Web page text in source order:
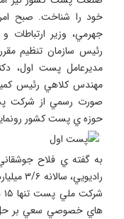
خود را شناخت. صبح
جهرمي، وزير ارتباطات
رئيس سازمان تنظيم
مديرعامل پست اول،
مهندس كلاهي رئيس
صورت رسمي از شركت
حوزه ي پست كشور
به گفته ي فلاح
هاي خصوصي سعي بر